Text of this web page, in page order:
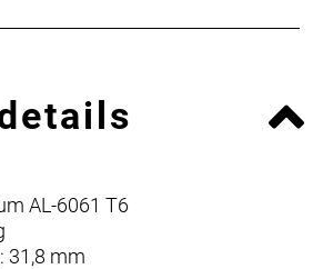
AL-6061 T6
31,8 mm